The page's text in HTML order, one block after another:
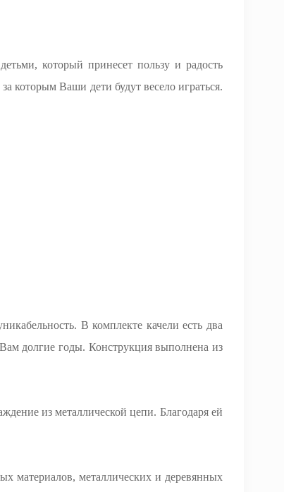
который принесет пользу и радость
которым Ваши дети будут весело играться.
В комплекте качели есть два
долгие годы. Конструкция выполнена из
из металлической цепи. Благодаря ей
материалов, металлических и деревянных